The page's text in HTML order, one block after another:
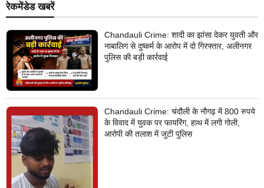
रेकमेंडेड खबरें
Chandauli Crime: शादी का झांसा देकर युवती और
नाबालिग से दुष्कर्म के आरोप में दो गिरफ्तार, अलीनगर
पुलिस की बड़ी कार्रवाई
Chandauli Crime: चंदौली के नौगढ़ में 800 रुपये
के विवाद में युवक पर फायरिंग, हाथ में लगी गोली,
आरोपी की तलाश में जुटी पुलिस